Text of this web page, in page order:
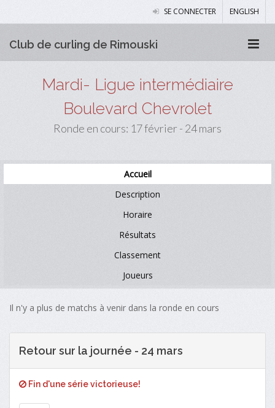
SE CONNECTER ENGLISH
Club de curling de Rimouski
Mardi- Ligue intermédiaire
Boulevard Chevrolet
Ronde en cours: 17 février - 24 mars
Accueil
Description
Horaire
Résultats
Classement
Joueurs
Il n'y a plus de matchs à venir dans la ronde en cours
Retour sur la journée - 24 mars
Fin d'une série victorieuse!